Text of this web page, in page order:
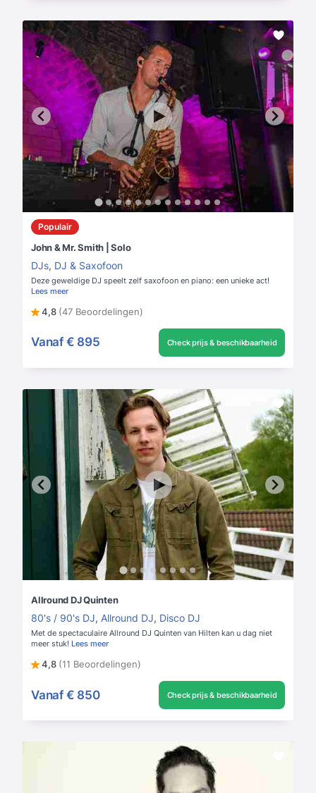
Populair
John & Mr. Smith | Solo
DJs, DJ & Saxofoon
Deze geweldige DJ speelt zelf saxofoon en piano: een unieke act!
Lees meer
4,8 (47 Beoordelingen)
Vanaf € 895 Check prijs & beschikbaarheid
Allround DJ Quinten
80's / 90's DJ, Allround DJ, Disco DJ
Met de spectaculaire Allround DJ Quinten van Hilten kan u dag niet
meer stuk! Lees meer
4,8 (11 Beoordelingen)
Vanaf € 850 Check prijs & beschikbaarheid